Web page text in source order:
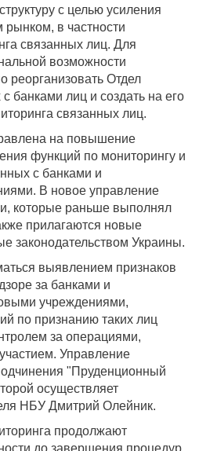
с целью усиления
в частности
связанных лиц. Для
возможности
реорганизовать Отдел
банками лиц и создать на его
связанных лиц.
на повышение
функций по мониторингу и
с банками и
В новое управление
которые раньше выполнял
прилагаются новые
законодательством Украины.
выявлением признаков
за банками и
учреждениями,
по признанию таких лиц
за операциями,
Управление
"Пруденционный
осуществляет
НБУ Дмитрий Олейник.
продолжают
до завершения процедур